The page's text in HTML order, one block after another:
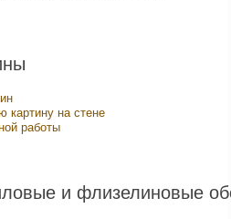
картину на стене
работы
и флизелиновые